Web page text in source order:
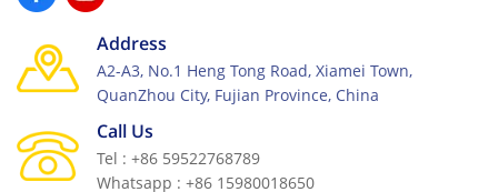
Address
A2-A3, No.1 Heng Tong Road, Xiamei Town,
QuanZhou City, Fujian Province, China
Call Us
Tel : +86 59522768789
Whatsapp : +86 15980018650